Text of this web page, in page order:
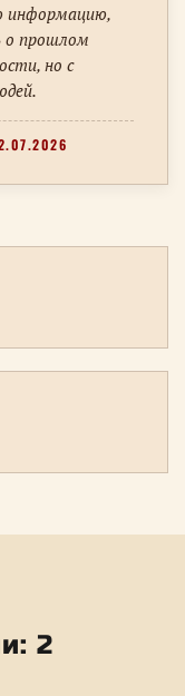
информацию,
о прошлом
но с
2